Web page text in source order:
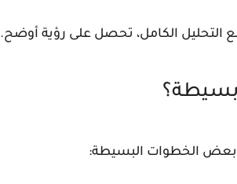
الكامل، تحصل على رؤية أوضح.
بعض الخطوات البسيطة: